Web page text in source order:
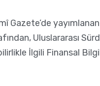
Uluslararası
İlgili Finansal